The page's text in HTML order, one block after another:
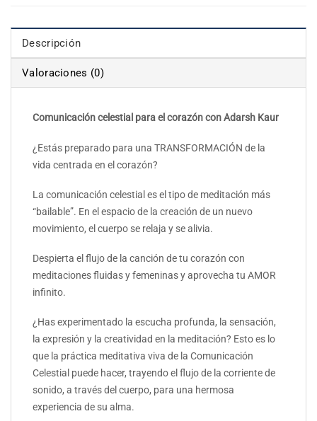
Descripción
Valoraciones (0)
Comunicación celestial para el corazón con Adarsh Kaur
¿Estás preparado para una TRANSFORMACIÓN de la
vida centrada en el corazón?
La comunicación celestial es el tipo de meditación más
“bailable”. En el espacio de la creación de un nuevo
movimiento, el cuerpo se relaja y se alivia.
Despierta el flujo de la canción de tu corazón con
meditaciones fluidas y femeninas y aprovecha tu AMOR
infinito.
¿Has experimentado la escucha profunda, la sensación,
la expresión y la creatividad en la meditación? Esto es lo
que la práctica meditativa viva de la Comunicación
Celestial puede hacer, trayendo el flujo de la corriente de
sonido, a través del cuerpo, para una hermosa
experiencia de su alma.